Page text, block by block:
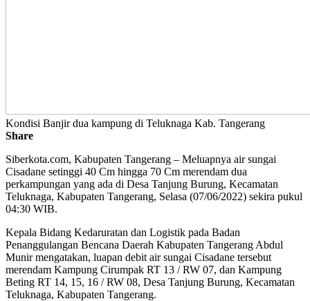
Kondisi Banjir dua kampung di Teluknaga Kab. Tangerang
Share
Siberkota.com, Kabupaten Tangerang – Meluapnya air sungai
Cisadane setinggi 40 Cm hingga 70 Cm merendam dua
perkampungan yang ada di Desa Tanjung Burung, Kecamatan
Teluknaga, Kabupaten Tangerang, Selasa (07/06/2022) sekira pukul
04:30 WIB.
Kepala Bidang Kedaruratan dan Logistik pada Badan
Penanggulangan Bencana Daerah Kabupaten Tangerang Abdul
Munir mengatakan, luapan debit air sungai Cisadane tersebut
merendam Kampung Cirumpak RT 13 / RW 07, dan Kampung
Beting RT 14, 15, 16 / RW 08, Desa Tanjung Burung, Kecamatan
Teluknaga, Kabupaten Tangerang.